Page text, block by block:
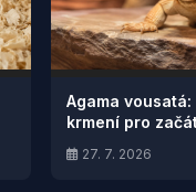
Agama
krmení pro
27. 7. 2026